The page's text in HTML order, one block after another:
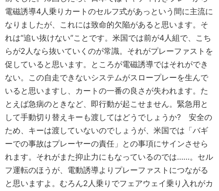
電磁誘導4人乗りカートのセルフ式があっという間に主流に
なりましたが、これには致命的欠陥があると思います。そ
れは“追い抜けない”ことです。米国では前が4人組で、こち
らが2人なら抜いていくのが常識。それがプレーファストを
促していると思います。ところが電磁誘導ではそれができ
ない。この自走できないシステムがスロープレーを生んで
いると思いますし、カートの一番の良さが失われます。た
とえば急病のときなど、即行動が起こせません。緊急用と
して手動切り替えキーも渡してはどうでしょうか? 安全の
ため、キーは渡していないのでしょうが、米国では「バギ
ーでの事故はプレーヤーの責任」との事項にサインさせら
れます。それがまた抑止力にもなっているのでは……。セル
フ運転のほうが、電動誘導よりプレーファストにつながる
と思いますよ。むろん2人乗りでフェアウェイ乗り入れがカ